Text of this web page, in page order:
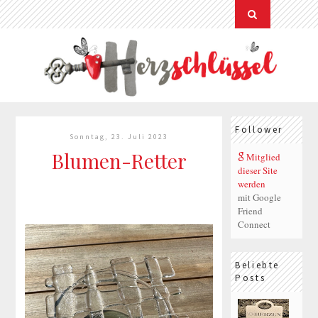
Sonntag, 23. Juli 2023
Blumen-Retter
Follower
Mitglied
dieser Site
werden
mit Google
Friend
Connect
Beliebte
Posts